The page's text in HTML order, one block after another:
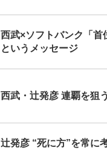
西武×ソフトバンク「首
というメッセージ
西武・辻発彦 連覇を狙
辻発彦 “死に方”を常に